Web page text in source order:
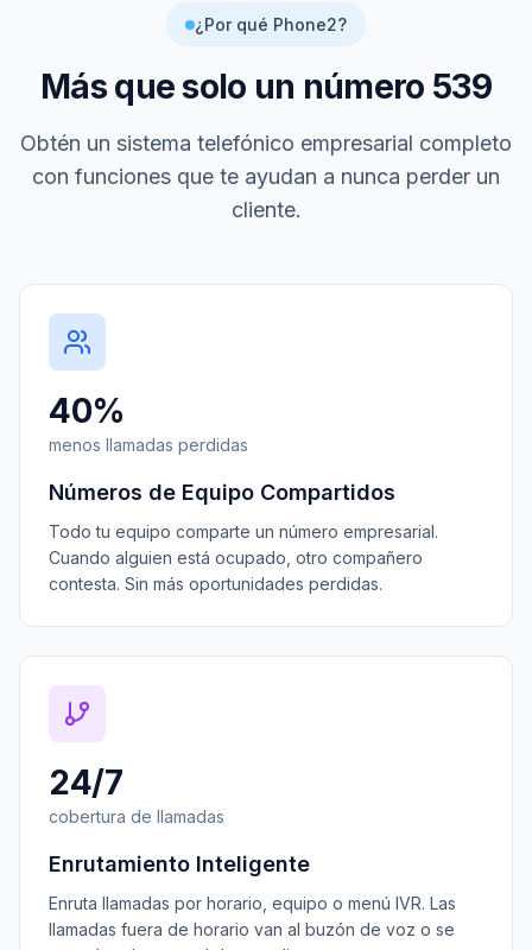
¿Por qué Phone2?
Más que solo un número 539
Obtén un sistema telefónico empresarial completo
con funciones que te ayudan a nunca perder un
cliente.
40%
menos llamadas perdidas
Números de Equipo Compartidos
Todo tu equipo comparte un número empresarial.
Cuando alguien está ocupado, otro compañero
contesta. Sin más oportunidades perdidas.
24/7
cobertura de llamadas
Enrutamiento Inteligente
Enruta llamadas por horario, equipo o menú IVR. Las
llamadas fuera de horario van al buzón de voz o se